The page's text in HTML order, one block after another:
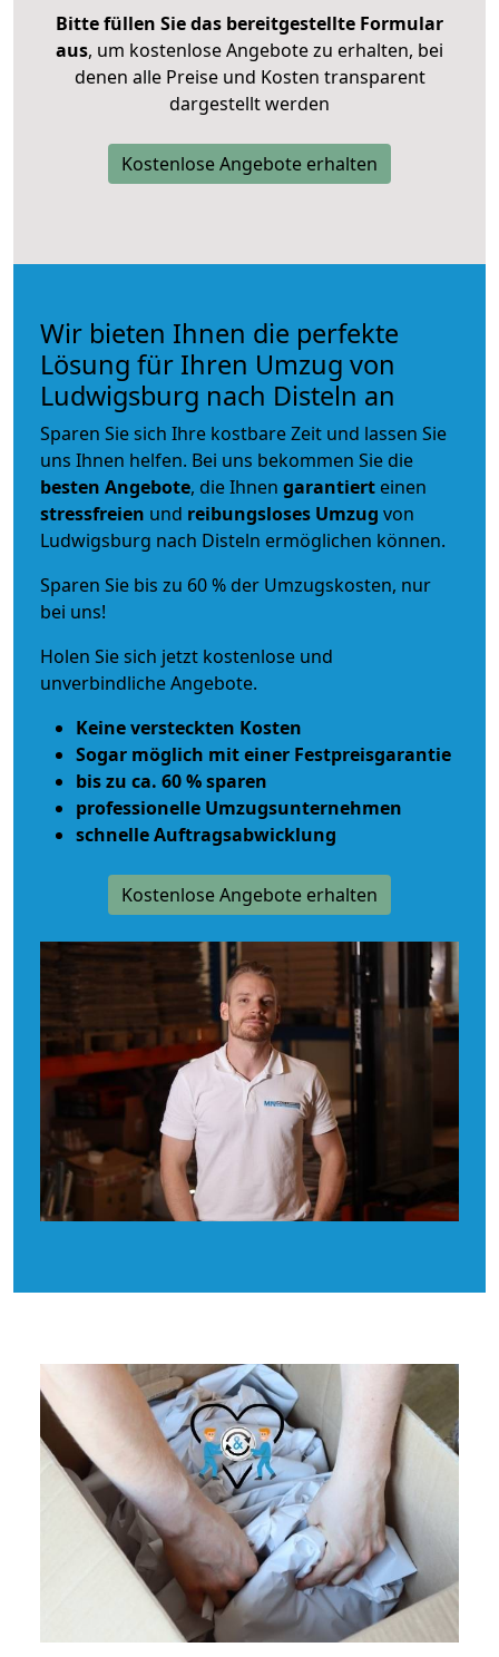
Bitte füllen Sie das bereitgestellte Formular
aus, um kostenlose Angebote zu erhalten, bei
denen alle Preise und Kosten transparent
dargestellt werden
Kostenlose Angebote erhalten
Wir bieten Ihnen die perfekte
Lösung für Ihren Umzug von
Ludwigsburg nach Disteln an
Sparen Sie sich Ihre kostbare Zeit und lassen Sie
uns Ihnen helfen. Bei uns bekommen Sie die
besten Angebote, die Ihnen garantiert einen
stressfreien und reibungsloses Umzug von
Ludwigsburg nach Disteln ermöglichen können.
Sparen Sie bis zu 60 % der Umzugskosten, nur
bei uns!
Holen Sie sich jetzt kostenlose und
unverbindliche Angebote.
Keine versteckten Kosten
Sogar möglich mit einer Festpreisgarantie
bis zu ca. 60 % sparen
professionelle Umzugsunternehmen
schnelle Auftragsabwicklung
Kostenlose Angebote erhalten